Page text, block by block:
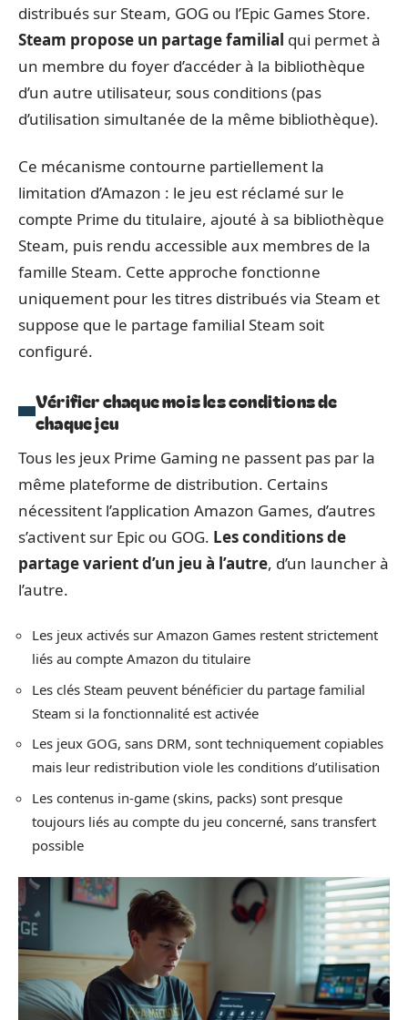
distribués sur Steam, GOG ou l’Epic Games Store.
Steam propose un partage familial qui permet à
un membre du foyer d’accéder à la bibliothèque
d’un autre utilisateur, sous conditions (pas
d’utilisation simultanée de la même bibliothèque).
Ce mécanisme contourne partiellement la
limitation d’Amazon : le jeu est réclamé sur le
compte Prime du titulaire, ajouté à sa bibliothèque
Steam, puis rendu accessible aux membres de la
famille Steam. Cette approche fonctionne
uniquement pour les titres distribués via Steam et
suppose que le partage familial Steam soit
configuré.
Vérifier chaque mois les conditions de
chaque jeu
Tous les jeux Prime Gaming ne passent pas par la
même plateforme de distribution. Certains
nécessitent l’application Amazon Games, d’autres
s’activent sur Epic ou GOG. Les conditions de
partage varient d’un jeu à l’autre, d’un launcher à
l’autre.
Les jeux activés sur Amazon Games restent strictement
liés au compte Amazon du titulaire
Les clés Steam peuvent bénéficier du partage familial
Steam si la fonctionnalité est activée
Les jeux GOG, sans DRM, sont techniquement copiables
mais leur redistribution viole les conditions d’utilisation
Les contenus in-game (skins, packs) sont presque
toujours liés au compte du jeu concerné, sans transfert
possible